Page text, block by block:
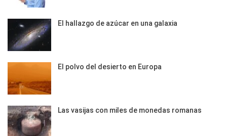
El hallazgo de azúcar en una galaxia
El polvo del desierto en Europa
Las vasijas con miles de monedas romanas